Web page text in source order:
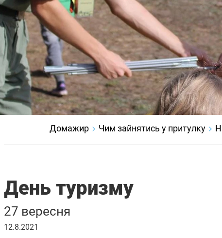
Домажир Чим зайнятись у притулку
День туризму
27 вересня
12
12.8.2021